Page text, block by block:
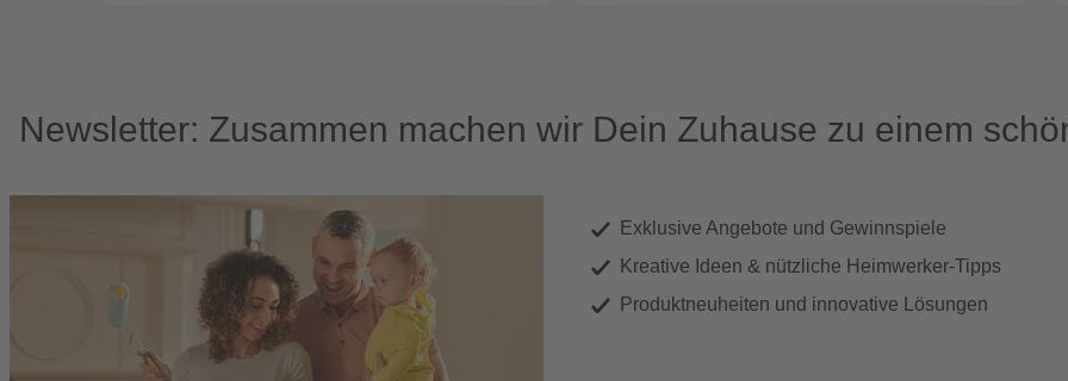
Newsletter: Zusammen machen wir Dein Zuhause zu einem
Exklusive Angebote und Gewinnspiele
Kreative Ideen & nützliche Heimwerker-Tipps
Produktneuheiten und innovative Lösungen